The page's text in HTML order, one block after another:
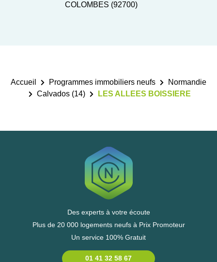
COLOMBES (92700)
Accueil Programmes immobiliers neufs
Normandie
Calvados (14)
LES ALLEES BOISSIERE
Des experts à votre écoute
Plus de 20 000 logements neufs à Prix Promoteur
Un service 100% Gratuit
01 41 32 58 67